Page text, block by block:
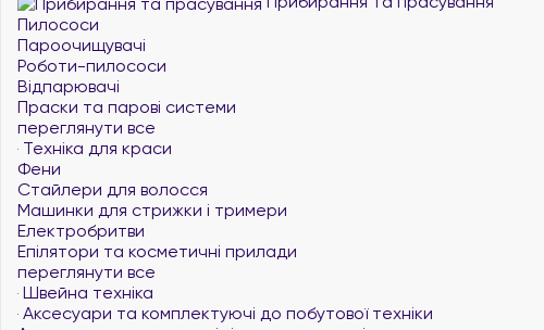
Пилососи
Пароочищувачі
Роботи-пилососи
Відпарювачі
Праски та парові системи
переглянути все
Техніка для краси
Фени
Стайлери для волосся
Машинки для стрижки і тримери
Електробритви
Епілятори та косметичні прилади
переглянути все
Швейна техніка
Аксесуари та комплектуючі до побутової техніки